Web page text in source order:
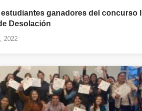
estudiantes ganadores del concurso
Desolación
2022